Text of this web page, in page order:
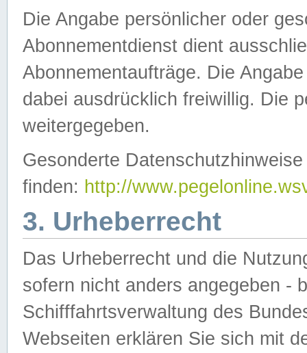
Die Angabe persönlicher oder
Abonnementdienst dient
Abonnementaufträge. Die
dabei ausdrücklich freiwillig. Die
weitergegeben.
Gesonderte
finden: http://
3. Urheberrecht
Das Urheberrecht und die
sofern nicht anders angegeben -
Schifffahrtsverwaltung des
Webseiten erklären Sie sich mit